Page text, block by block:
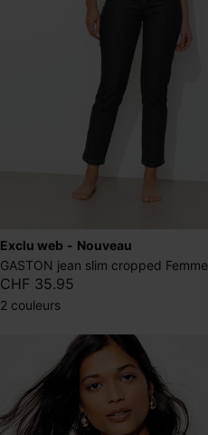
exclu web
nouveau
GASTON jean slim cropped Femme
CHF 35.95
2 couleurs